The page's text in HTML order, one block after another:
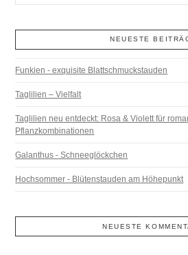
NEUESTE
Funkien - exquisite Blattschmuckstauden
Taglilien – Vielfalt
Taglilien neu entdeckt: Rosa & Violett für
Pflanzkombinationen
Galanthus - Schneeglöckchen
Hochsommer - Blütenstauden am Höhepunkt
NEUESTE